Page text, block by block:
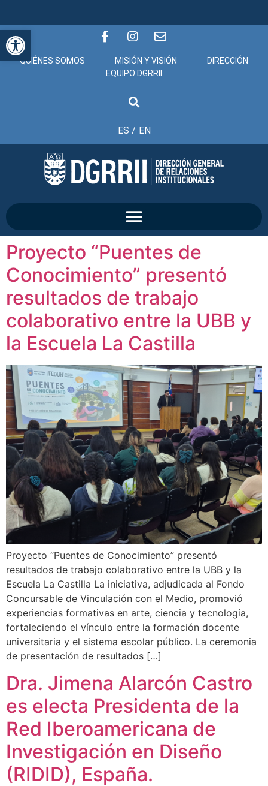
Abrir barra de herramientas
QUIÉNES SOMOS MISIÓN Y VISIÓN
DIRECCIÓN
EQUIPO DGRRII
ES / EN
Proyecto “Puentes de
Conocimiento” presentó
resultados de trabajo
colaborativo entre la UBB y
la Escuela La Castilla
Proyecto “Puentes de Conocimiento” presentó
resultados de trabajo colaborativo entre la UBB y la
Escuela La Castilla La iniciativa, adjudicada al Fondo
Concursable de Vinculación con el Medio, promovió
experiencias formativas en arte, ciencia y tecnología,
fortaleciendo el vínculo entre la formación docente
universitaria y el sistema escolar público. La ceremonia
de presentación de resultados […]
Dra. Jimena Alarcón Castro
es electa Presidenta de la
Red Iberoamericana de
Investigación en Diseño
(RIDID), España.